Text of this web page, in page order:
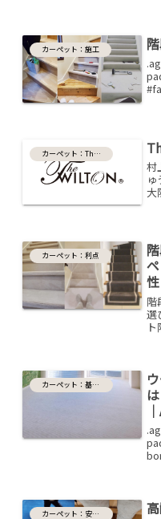
カーペット：施工
カーペット：The Wilton
村
大
し
カーペット：利点
階
選
す
カーペット：基礎知識
カーペット：安全性